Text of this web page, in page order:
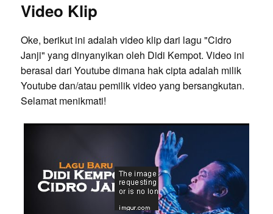
Video Klip
Oke, berikut ini adalah video klip dari lagu "Cidro
Janji" yang dinyanyikan oleh Didi Kempot. Video ini
berasal dari Youtube dimana hak cipta adalah milik
Youtube dan/atau pemilik video yang bersangkutan.
Selamat menikmati!